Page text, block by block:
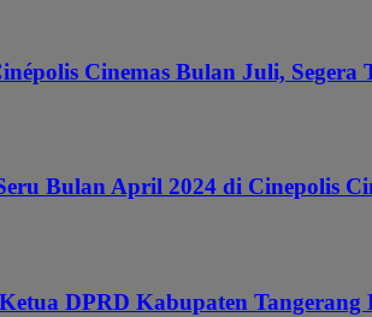
Cinemas Bulan Juli, Segera
Bulan April 2024 di Cinepolis
DPRD Kabupaten Tangerang